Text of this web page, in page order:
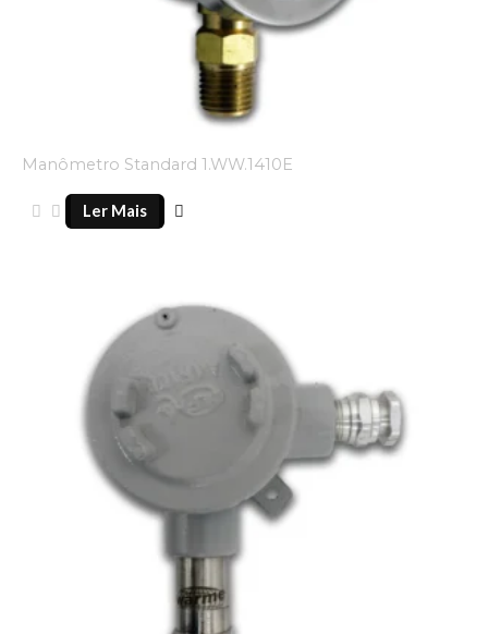
Manômetro Standard 1.WW.1410E
Ler Mais